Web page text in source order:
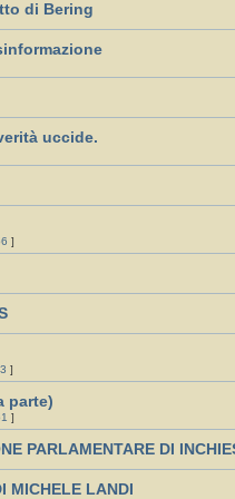
di Bering
uccide.
]
]
parte)
]
PARLAMENTARE DI
MICHELE LANDI